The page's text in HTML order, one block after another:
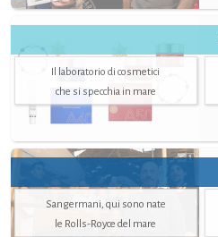
Il laboratorio di cosmetici
che si specchia in mare
Sangermani, qui sono nate
le Rolls-Royce del mare